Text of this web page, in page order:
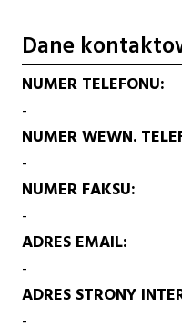
Dane
NUMER TELEFONU
-
NUMER WEWN.
-
NUMER FAKSU
-
ADRES EMAIL
-
ADRES STRONY
-